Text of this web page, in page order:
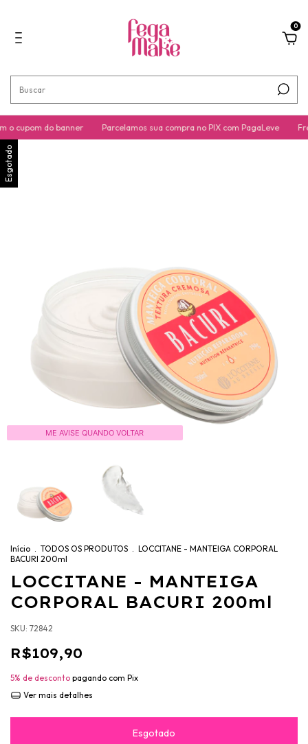
0
o cupom do banner Parcelamos sua compra no PIX com PagaLeve
Esgotado
ME AVISE QUANDO VOLTAR
Início . TODOS OS PRODUTOS . LOCCITANE - MANTEIGA CORPORAL
BACURI 200ml
LOCCITANE - MANTEIGA
CORPORAL BACURI 200ml
SKU: 72842
R$109,90
5% de desconto pagando com Pix
Ver mais detalhes